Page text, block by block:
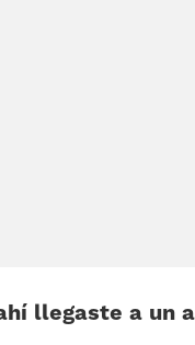
llegaste a un